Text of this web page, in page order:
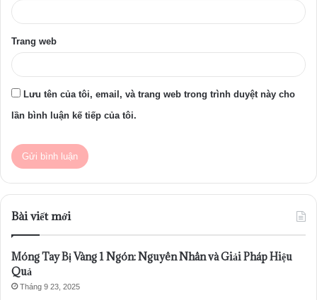
Trang web
Lưu tên của tôi, email, và trang web trong trình duyệt này cho
lần bình luận kế tiếp của tôi.
Bài viết mới
Móng Tay Bị Vàng 1 Ngón: Nguyên Nhân và Giải Pháp Hiệu
Quả
Tháng 9 23, 2025